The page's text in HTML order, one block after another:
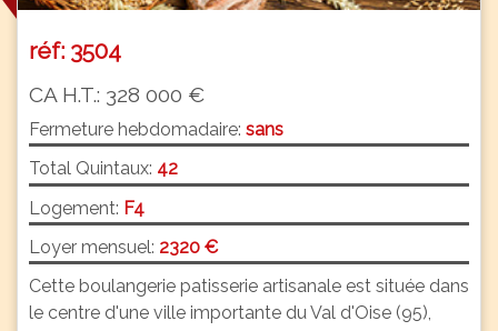
réf: 3504
CA H.T.: 328 000 €
Fermeture hebdomadaire: sans
Total Quintaux: 42
Logement: F4
Loyer mensuel: 2320 €
Cette boulangerie patisserie artisanale est située dans
le centre d'une ville importante du Val d'Oise (95),